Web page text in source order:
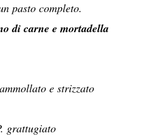
pasto completo.
di carne e mortadella
e strizzato
grattugiato